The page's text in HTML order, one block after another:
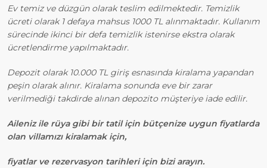
Ev temiz ve düzgün olarak teslim edilmektedir. Temizlik
ücreti olarak 1 defaya mahsus 1000 TL alınmaktadır. Kullanım
sürecinde ikinci bir defa temizlik istenirse ekstra olarak
ücretlendirme yapılmaktadır.
Depozit olarak 10.000 TL giriş esnasında kiralama yapandan
peşin olarak alınır. Kiralama sonunda eve bir zarar
verilmediği takdirde alınan depozito müşteriye iade edilir.
Aileniz ile rüya gibi bir tatil için bütçenize uygun fiyatlarda
olan villamızı kiralamak için,
fiyatlar ve rezervasyon tarihleri için bizi arayın.